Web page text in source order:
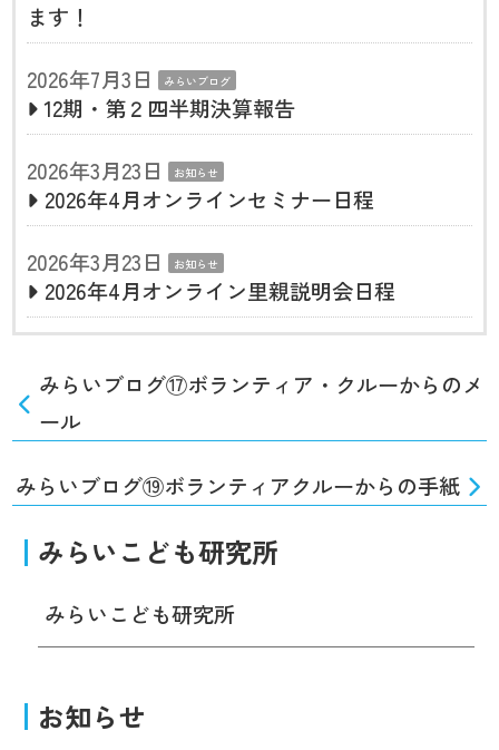
ます！
2026年7月3日
みらいブログ
12期・第２四半期決算報告
2026年3月23日
お知らせ
2026年4月オンラインセミナー日程
2026年3月23日
お知らせ
2026年4月オンライン里親説明会日程
みらいブログ⑰ボランティア・クルーからのメ
ール
みらいブログ⑲ボランティアクルーからの手紙
みらいこども研究所
みらいこども研究所
お知らせ